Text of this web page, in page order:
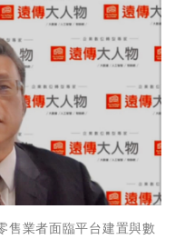
售業者面臨平台建置與數